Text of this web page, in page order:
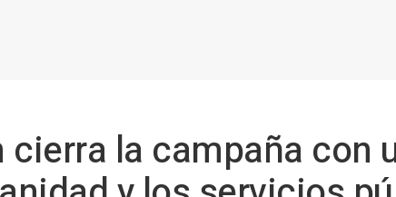
cierra la campaña con